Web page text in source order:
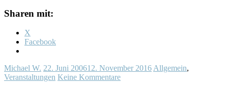
Sharen mit:
X
Facebook
Michael W. 22. Juni 200612. November 2016 Allgemein,
Veranstaltungen Keine Kommentare